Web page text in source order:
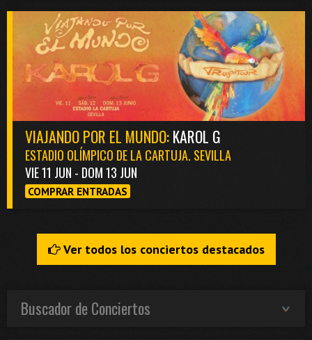
VIAJANDO POR EL MUNDO:KAROL G
ESTADIO OLÍMPICO DE LA CARTUJA. SEVILLA
VIE 11 JUN - DOM 13 JUN
COMPRAR ENTRADAS
Ver todos los conciertos destacados
Buscador de Conciertos